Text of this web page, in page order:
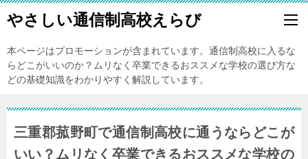
やさしい通信制高校えらび
本ページはプロモーションが含まれています。通信制高校に入るな
らどこがいいのか？ムリなく卒業できるおススメな学校の選び方な
どの基礎知識をわかりやすく解説しています。
三重郡菰野町で通信制高校に通うならどこが
いい？ムリなく卒業できるおススメな学校の